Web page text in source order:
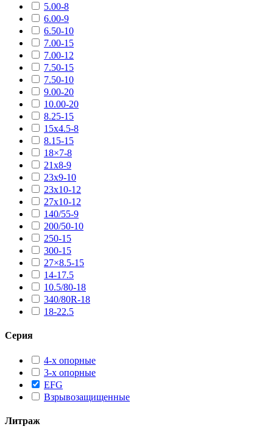
5.00-8
6.00-9
6.50-10
7.00-15
7.00-12
7.50-15
7.50-10
9.00-20
10.00-20
8.25-15
15х4.5-8
8.15-15
18×7-8
21х8-9
23х9-10
23х10-12
27х10-12
140/55-9
200/50-10
250-15
300-15
27×8.5-15
14-17.5
10.5/80-18
340/80R-18
18-22.5
Серия
4-х опорные
3-х опорные
EFG
Взрывозащищенные
Литраж